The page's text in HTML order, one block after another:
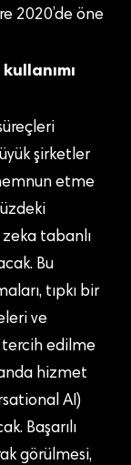
2020’de öne
şirketler
etme
tabanlı
Bu
tıpkı bir
ve
edilme
hizmet
AI)
Başarılı
görülmesi,